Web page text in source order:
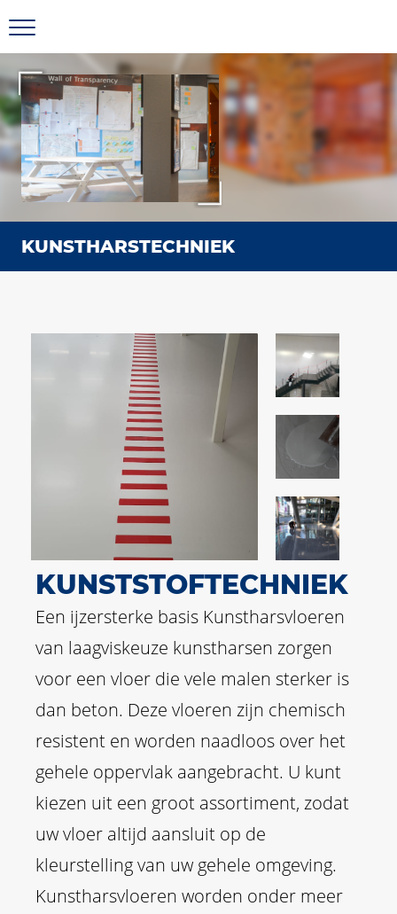
KUNSTHARSTECHNIEK
KUNSTSTOFTECHNIEK
Een ijzersterke basis Kunstharsvloeren
van laagviskeuze kunstharsen zorgen
voor een vloer die vele malen sterker is
dan beton. Deze vloeren zijn chemisch
resistent en worden naadloos over het
gehele oppervlak aangebracht. U kunt
kiezen uit een groot assortiment, zodat
uw vloer altijd aansluit op de
kleurstelling van uw gehele omgeving.
Kunstharsvloeren worden onder meer